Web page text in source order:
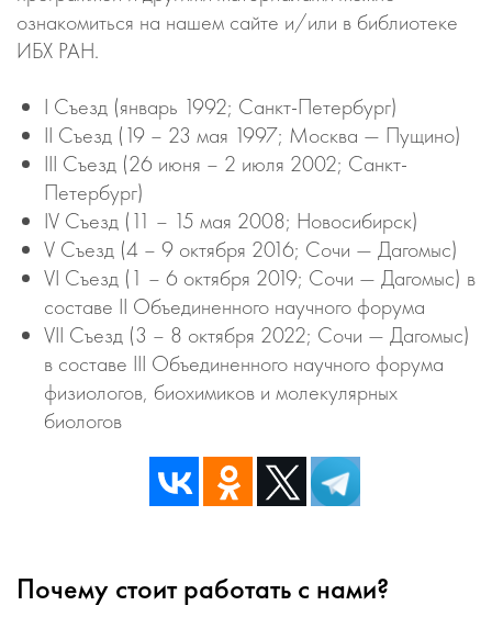
ознакомиться на нашем сайте и/или в библиотеке
ИБХ РАН.
I Съезд (январь 1992; Санкт-Петербург)
II Съезд (19 – 23 мая 1997; Москва — Пущино)
III Съезд (26 июня – 2 июля 2002; Санкт-
Петербург)
IV Съезд (11 – 15 мая 2008; Новосибирск)
V Съезд (4 – 9 октября 2016; Сочи — Дагомыс)
VI Съезд (1 – 6 октября 2019; Сочи — Дагомыс) в
составе II Объединенного научного форума
VII Съезд (3 – 8 октября 2022; Сочи — Дагомыс)
в составе III Объединенного научного форума
физиологов, биохимиков и молекулярных
биологов
Почему стоит работать с нами?